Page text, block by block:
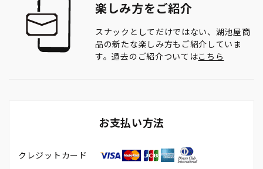
楽しみ方をご紹介
スナックとしてだけではない、湖池屋商
品の新たな楽しみ方もご紹介していま
す。過去のご紹介ついてはこちら
お支払い方法
クレジットカード